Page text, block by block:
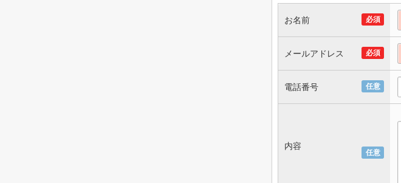
必須
お名前
必須
メールアドレス
任意
電話番号
任意
内容